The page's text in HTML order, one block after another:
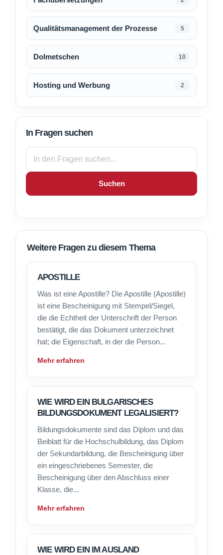
Qualitätsmanagement der Prozesse 5
Dolmetschen 10
Hosting und Werbung 2
In Fragen suchen
Suchen
Weitere Fragen zu diesem Thema
APOSTILLE
Was ist eine Apostille? Die Apostille (Apostille)
ist eine Bescheinigung mit Stempel/Siegel,
die die Echtheit der Unterschrift der Person
bestätigt, die das Dokument unterzeichnet
hat; die Eigenschaft, in der die Person...
Mehr erfahren
WIE WIRD EIN BULGARISCHES
BILDUNGSDOKUMENT LEGALISIERT?
Bildungsdokumente sind das Diplom und das
Beiblatt für die Hochschulbildung, das Diplom
der Sekundarbildung, die Bescheinigung über
ein eingeschriebenes Semester, die
Bescheinigung über den Abschluss einer
Klasse, die...
Mehr erfahren
WIE WIRD EIN IM AUSLAND